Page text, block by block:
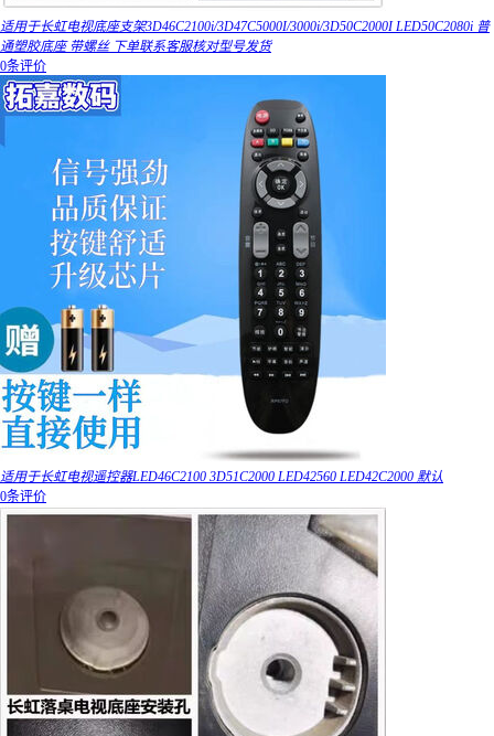
适用于长虹电视底座支架3D46C2100i/3D47C5000I/3000i/3D50C2000I LED50C2080i 普
通塑胶底座 带螺丝 下单联系客服核对型号发货
0条评价
适用于长虹电视遥控器LED46C2100 3D51C2000 LED42560 LED42C2000 默认
0条评价